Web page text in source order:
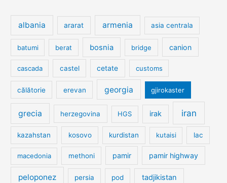
albania ararat armenia asia centrala
batumi berat bosnia bridge canion
cascada castel cetate customs
călătorie erevan georgia gjirokaster
grecia herzegovina HGS irak iran
kazahstan kosovo kurdistan kutaisi lac
macedonia methoni pamir pamir highway
peloponez persia pod tadjikistan